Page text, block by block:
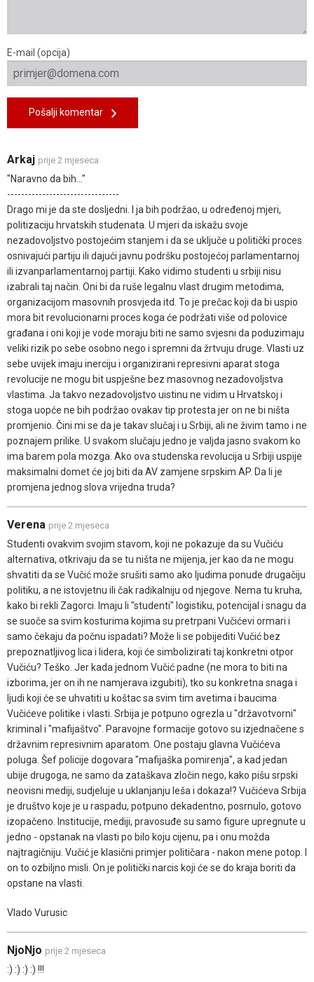
E-mail (opcija)
Pošalji komentar
Arkaj prije 2 mjeseca
"Naravno da bih..."
--------------------------------
Drago mi je da ste dosljedni. I ja bih podržao, u određenoj mjeri,
politizaciju hrvatskih studenata. U mjeri da iskažu svoje
nezadovoljstvo postojećim stanjem i da se uključe u politički proces
osnivajući partiju ili dajući javnu podršku postojećoj parlamentarnoj
ili izvanparlamentarnoj partiji. Kako vidimo studenti u srbiji nisu
izabrali taj način. Oni bi da ruše legalnu vlast drugim metodima,
organizacijom masovnih prosvjeda itd. To je prečac koji da bi uspio
mora bit revolucionarni proces koga će podržati više od polovice
građana i oni koji je vode moraju biti ne samo svjesni da poduzimaju
veliki rizik po sebe osobno nego i spremni da žrtvuju druge. Vlasti uz
sebe uvijek imaju inerciju i organizirani represivni aparat stoga
revolucije ne mogu bit uspješne bez masovnog nezadovoljstva
vlastima. Ja takvo nezadovoljstvo uistinu ne vidim u Hrvatskoj i
stoga uopće ne bih podržao ovakav tip protesta jer on ne bi ništa
promjenio. Čini mi se da je takav slučaj i u Srbiji, ali ne živim tamo i ne
poznajem prilike. U svakom slučaju jedno je valjda jasno svakom ko
ima barem pola mozga. Ako ova studenska revolucija u Srbiji uspije
maksimalni domet će joj biti da AV zamjene srpskim AP. Da li je
promjena jednog slova vrijedna truda?
Verena prije 2 mjeseca
Studenti ovakvim svojim stavom, koji ne pokazuje da su Vučiću
alternativa, otkrivaju da se tu ništa ne mijenja, jer kao da ne mogu
shvatiti da se Vučić može srušiti samo ako ljudima ponude drugačiju
politiku, a ne istovjetnu ili čak radikalniju od njegove. Nema tu kruha,
kako bi rekli Zagorci. Imaju li "studenti" logistiku, potencijal i snagu da
se suoče sa svim kosturima kojima su pretrpani Vučićevi ormari i
samo čekaju da počnu ispadati? Može li se pobijediti Vučić bez
prepoznatljivog lica i lidera, koji će simbolizirati taj konkretni otpor
Vučiću? Teško. Jer kada jednom Vučić padne (ne mora to biti na
izborima, jer on ih ne namjerava izgubiti), tko su konkretna snaga i
ljudi koji će se uhvatiti u koštac sa svim tim avetima i baucima
Vučićeve politike i vlasti. Srbija je potpuno ogrezla u "državotvorni"
kriminal i "mafijaštvo". Paravojne formacije gotovo su izjednačene s
državnim represivnim aparatom. One postaju glavna Vučićeva
poluga. Šef policije dogovara "mafijaška pomirenja", a kad jedan
ubije drugoga, ne samo da zataškava zločin nego, kako pišu srpski
neovisni mediji, sudjeluje u uklanjanju leša i dokaza!? Vučićeva Srbija
je društvo koje je u raspadu, potpuno dekadentno, posrnulo, gotovo
izopačeno. Institucije, mediji, pravosuđe su samo figure upregnute u
jedno - opstanak na vlasti po bilo koju cijenu, pa i onu možda
najtragičniju. Vučić je klasični primjer političara - nakon mene potop. I
on to ozbiljno misli. On je politički narcis koji će se do kraja boriti da
opstane na vlasti.
Vlado Vurusic
NjoNjo prije 2 mjeseca
:) :) :) :) !!!